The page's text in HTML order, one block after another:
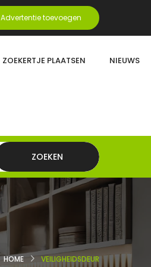
Advertentie toevoegen
ZOEKERTJE PLAATSEN NIEUWS
ZOEKEN
HOME VEILIGHEIDSDEUR